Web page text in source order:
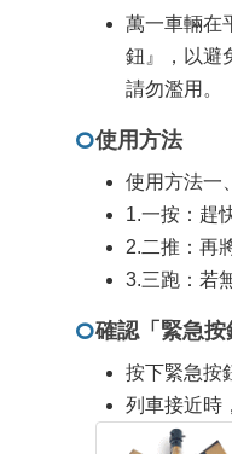
萬一車輛在
鈕』，以避
請勿濫用。
使用方法
使用方法一
1.一按：趕
2.二推：再
3.三跑：若
確認「緊急按
按下緊急按
列車接近時